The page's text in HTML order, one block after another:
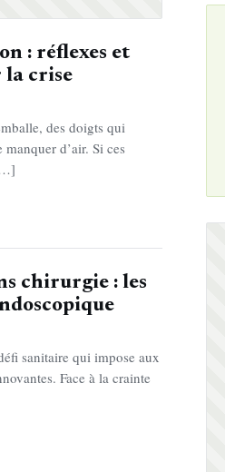
: réflexes et
la crise
des doigts qui
d’air. Si ces
chirurgie : les
sanitaire qui impose aux
Face à la crainte